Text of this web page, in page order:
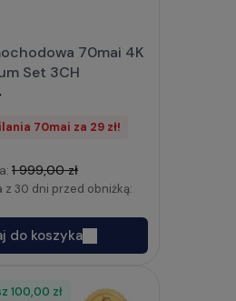
70mai 4K
Set 3CH
70mai za 29 zł!
1 999,00 zł
z 30 dni przed obniżką:
do koszyka
100,00 zł